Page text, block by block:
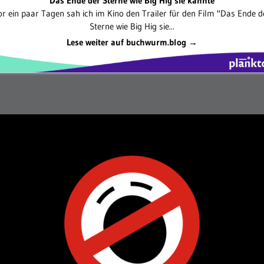
ein paar Tagen sah ich im Kino den Trailer für den Film "Das Ende
Sterne wie Big Hig sie...
Lese weiter auf buchwurm.blog →